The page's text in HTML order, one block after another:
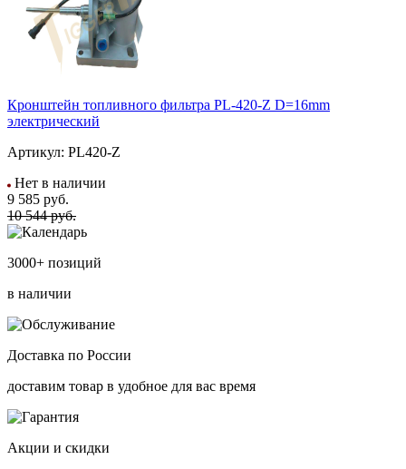
Кронштейн топливного фильтра PL-420-Z D=16mm
электрический
Артикул: PL420-Z
Нет в наличии
9 585 руб.
10 544 руб.
3000+ позиций
в наличии
Доставка по России
доставим товар в удобное для вас время
Акции и скидки